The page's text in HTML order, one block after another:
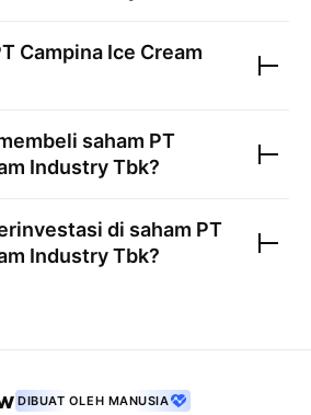
Campina Ice Cream
saham PT
Industry Tbk?
di saham PT
Industry Tbk?
DIBUAT OLEH MANUSIA